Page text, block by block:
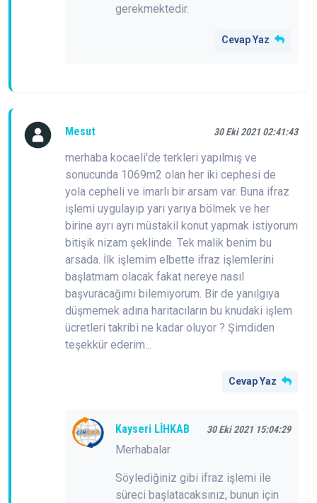
gerekmektedir.
Cevap Yaz
Mesut 30 Eki 2021 02:41:43
merhaba kocaeli'de terkleri yapılmış ve
sonucunda 1069m2 olan her iki cephesi de
yola cepheli ve imarlı bir arsam var. Buna ifraz
işlemi uygulayıp yarı yarıya bölmek ve her
birine ayrı ayrı müstakil konut yapmak istiyorum
bitişik nizam şeklinde. Tek malik benim bu
arsada. İlk işlemim elbette ifraz işlemlerini
başlatmam olacak fakat nereye nasıl
başvuracağımı bilemiyorum. Bir de yanılgıya
düşmemek adına haritacıların bu knudaki işlem
ücretleri takribi ne kadar oluyor ? Şimdiden
teşekkür ederim...
Cevap Yaz
Kayseri LİHKAB 30 Eki 2021 15:04:29
Merhabalar
Söylediğiniz gibi ifraz işlemi ile
süreci başlatacaksınız, bunun için